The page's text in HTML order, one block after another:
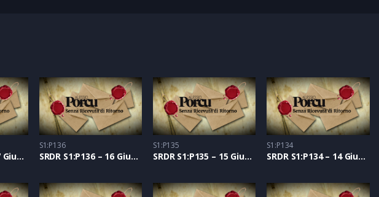
SRDR S1:P137 – 17 Giugno 2021
S1:P136
SRDR S1:P136 – 16 Giugno 2021
S1:P135
SRDR S1:P135 – 15 Giugno 2021
S1:P134
SRDR S1:P134 – 14 Giugno 2021